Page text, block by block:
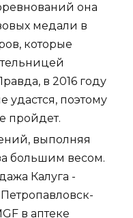
она
медали в
которые
в 2016 году
удастся, поэтому
пройдет.
выполняя
большим весом.
Калуга -
в аптеке